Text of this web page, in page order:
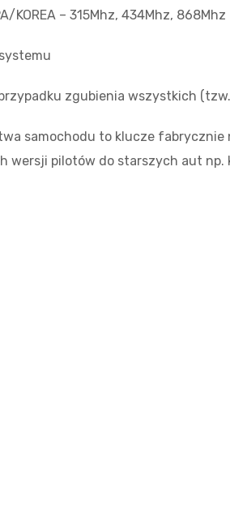
KOREA – 315Mhz, 434Mhz, 868Mhz
zgubienia wszystkich
samochodu to klucze fabrycznie
wersji pilotów do starszych aut np.